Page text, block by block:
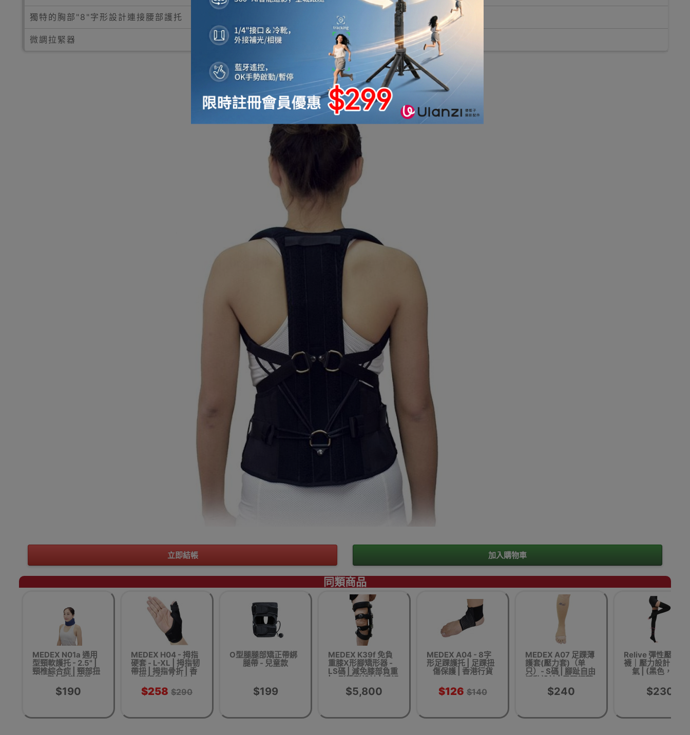
獨特的胸部"8"字形設計連接腰部護托
微調拉緊器
立即結帳 加入購物車
同類商品
MEDEX N01a 通用
型頸軟護托 - 2.5" |
頸椎綜合症 | 頸部扭
傷 | 香港行貨
$190
MEDEX H04 - 拇指
硬套 - L-XL | 拇指韧
帶扭 | 拇指骨折 | 香
港行貨 - 大-加大
$258 $290
O型腿腿部矯正帶綁
腿帶 - 兒童款
$199
MEDEX K39f 免負
重膝X形腳矯形器 -
LS碼 | 減免膝部負重
| X形矯形設計 | 緩解
膝關節壓力 | 香港行
貨
$5,800
MEDEX A04 - 8字
形足踝護托 | 足踝扭
傷保護 | 香港行貨
$126 $140
MEDEX A07 足踝薄
護套(壓力套)（单
只）- S碼 | 腳趾自由
活動設計 | 足踝輕薄
保護 | 減少足部水腫
| 提供輕微壓力支撐 |
$240
Relive 彈性壓力大
襪｜壓力設計 舒適
氣 | (黑色，S碼)
$230